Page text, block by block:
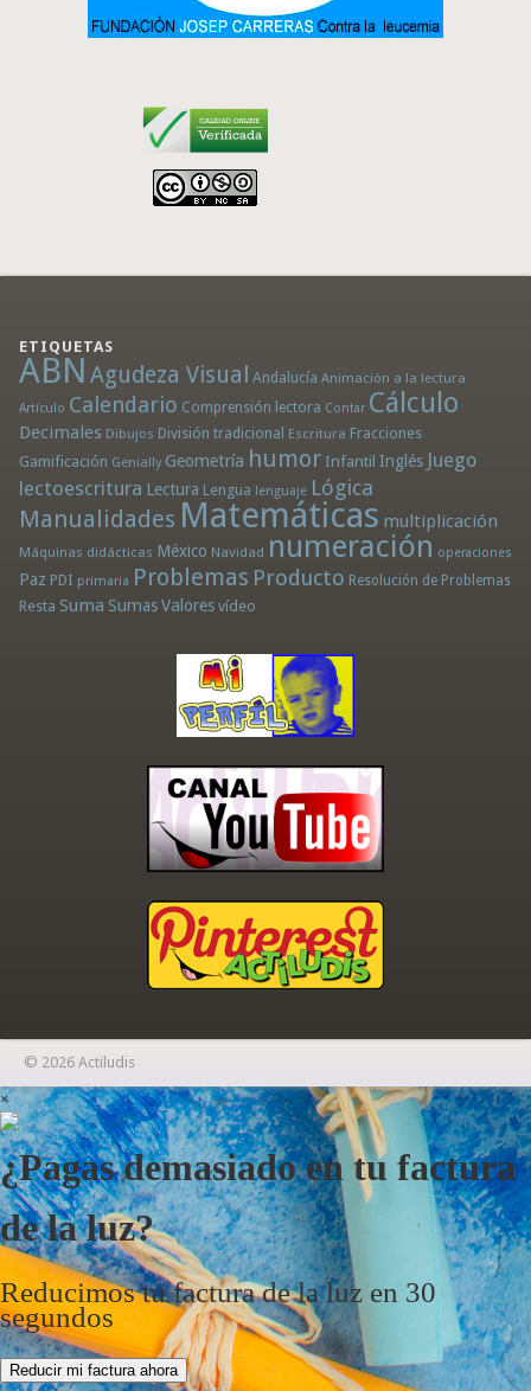
ETIQUETAS
ABN Agudeza Visual Andalucía Animación a la lectura
Artículo Calendario Comprensión lectora Contar Cálculo
Decimales Dibujos División tradicional Escritura Fracciones
Gamificación Genially Geometría humor Infantil Inglés Juego
lectoescritura Lectura Lengua lenguaje Lógica
Manualidades Matemáticas multiplicación
Máquinas didácticas México Navidad numeración operaciones
Paz PDI primaria Problemas Producto Resolución de Problemas
Resta Suma Sumas Valores vídeo
© 2026 Actiludis
×
¿Pagas demasiado en tu factura
de la luz?
Reducimos tu factura de la luz en 30
segundos
Reducir mi factura ahora